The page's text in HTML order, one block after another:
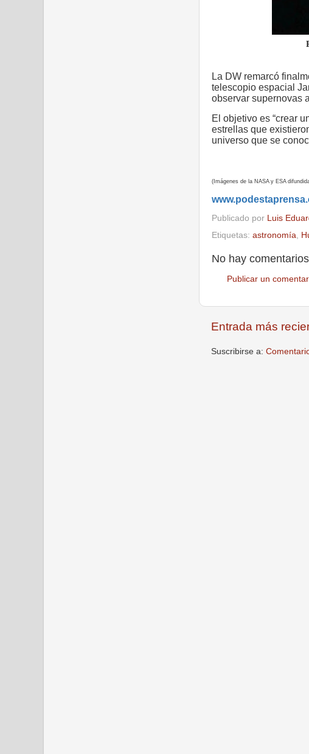
La DW remarcó
telescopio espacial
observar supernovas
El objetivo es “crear
estrellas que
universo que se
(Imágenes de la NASA y ESA
Publicado por Luis
Etiquetas: astronomía,
No hay
Publicar un
Entrada más
Suscribirse a: